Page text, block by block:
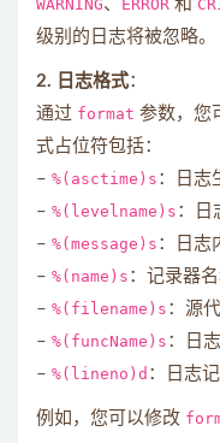
WARNING、 ERROR 和
级别的日志将被忽略。
2. 日志格式：
通过 format 参数，您
式占位符包括：
– %(asctime)s ：日志
– %(levelname)s ：日
– %(message)s ：日志
– %(name)s ：记录器名
– %(filename)s ：源
– %(funcName)s ：日
– %(lineno)d ：日志
例如，您可以修改